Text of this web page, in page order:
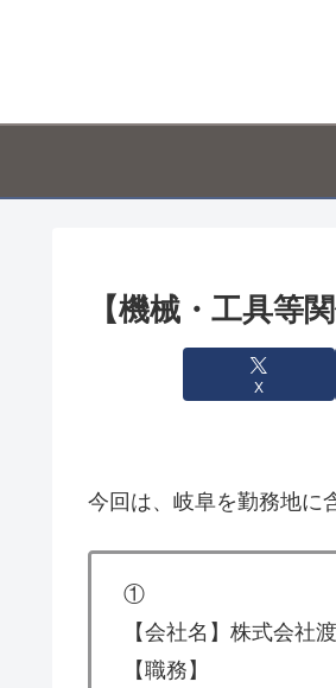
【機械・工具等
X
今回は、岐阜を勤務地に
①
【会社名】株式会社
【職務】